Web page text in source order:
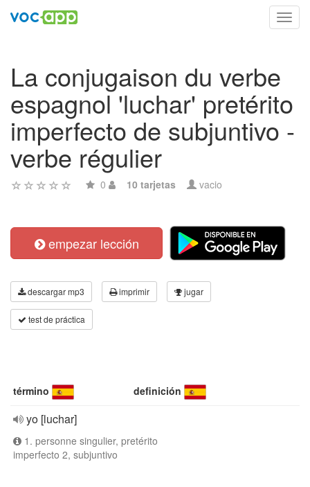
La conjugaison du verbe
espagnol 'luchar' pretérito
imperfecto de subjuntivo -
verbe régulier
0 10 tarjetas vacio
empezar lección
descargar mp3 imprimir jugar
test de práctica
término definición
yo [luchar]
1. personne singulier, pretérito
imperfecto 2, subjuntivo